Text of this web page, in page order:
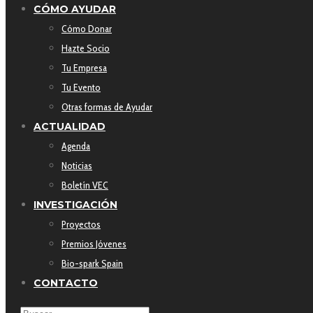
CÓMO AYUDAR
Cómo Donar
Hazte Socio
Tu Empresa
Tu Evento
Otras formas de Ayudar
ACTUALIDAD
Agenda
Noticias
Boletín VEC
INVESTIGACIÓN
Proyectos
Premios Jóvenes
Bio-spark Spain
CONTACTO